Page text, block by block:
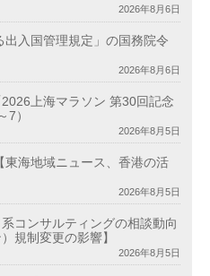
2026年8月6日
出入国管理規定」の国務院令
2026年8月6日
上海マラソン 第30回記念
7）
2026年8月5日
東海地域ニュース、香港の活
2026年8月5日
コンサルティングの相談動向
規制変更の影響】
2026年8月5日